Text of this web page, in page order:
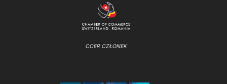
CCER CZŁONEK